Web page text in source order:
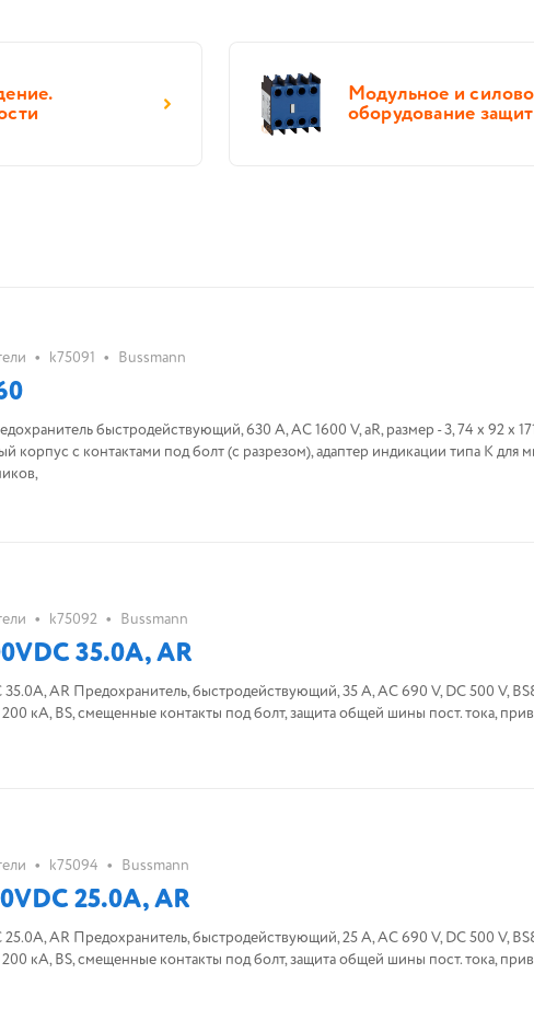
Модульное и
оборудование
• k75091 • Bussmann
корпус с контактами под болт (с разрезом), адаптер индикации типа К для
• k75092 • Bussmann
35.0A, AR
быстродействующий, 35 A, AC 690 V, DC 500 V, BS88, 19 x 77 мм, aR, Отключающая
кА, BS, смещенные контакты под болт, защита общей шины пост. тока,
• k75094 • Bussmann
25.0A, AR
25.0A, AR Предохранитель, быстродействующий, 25 A, AC 690 V, DC 500 V,
кА, BS, смещенные контакты под болт, защита общей шины пост. тока,